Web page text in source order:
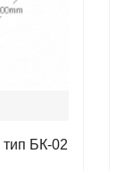
тип БК-02